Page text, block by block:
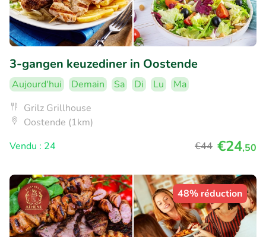
3-gangen keuzediner in Oostende
Aujourd'hui Demain Sa Di Lu
Ma
Grilz Grillhouse
Oostende (1km)
Vendu : 24
€44 €24,50
48% réduction